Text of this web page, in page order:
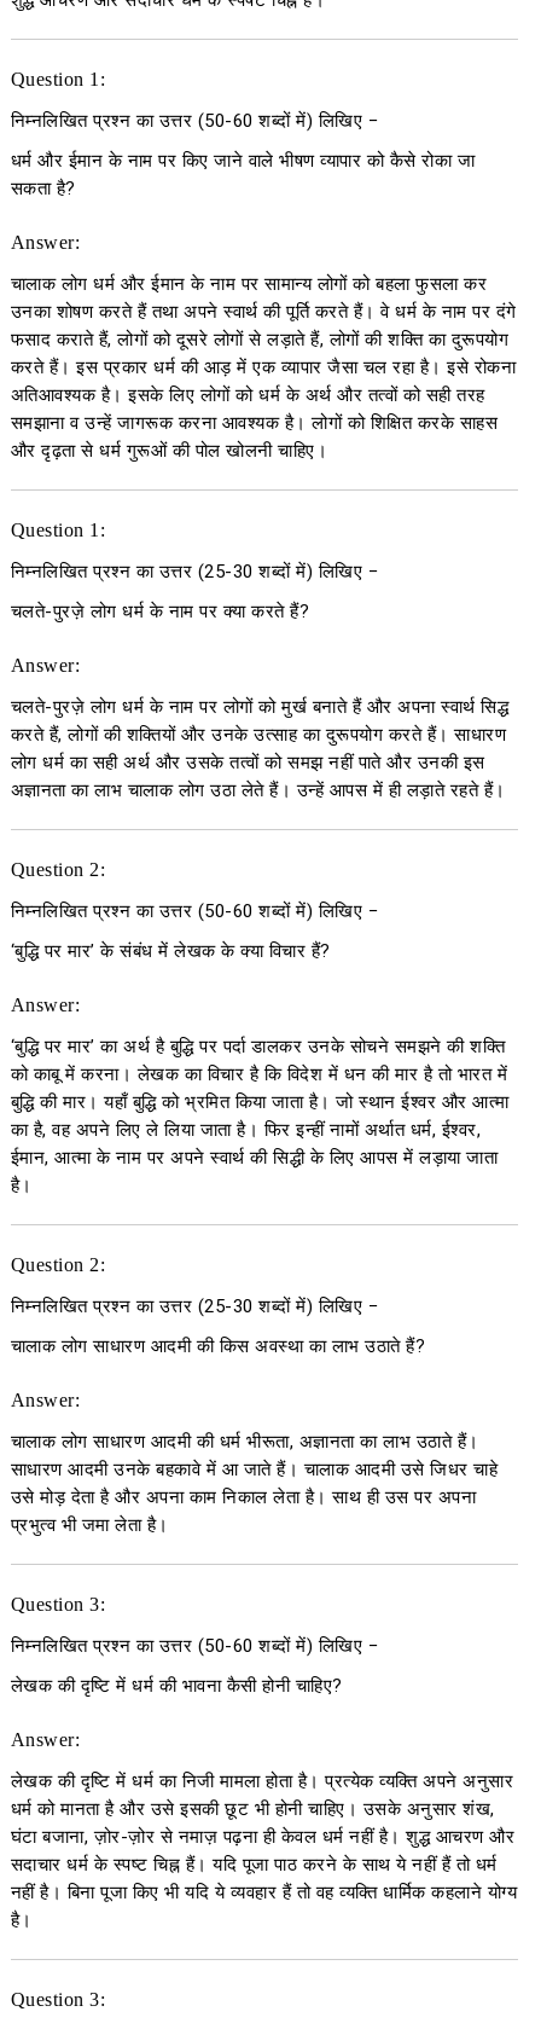
Question 1:
निम्नलिखित प्रश्न का उत्तर (50-60शब्दों में)लिखिए −
धर्म और ईमान के नाम पर किए जाने वाले भीषण व्यापार को कैसे रोका जा
सकता है?
Answer:
चालाक लोग धर्म और ईमान के नाम पर सामान्य लोगों को बहला फुसला कर
उनका शोषण करते हैं तथा अपने स्वार्थ की पूर्ति करते हैं। वे धर्म के नाम पर दंगे
फसाद कराते हैं, लोगों को दूसरे लोगों से लड़ाते हैं, लोगों की शक्ति का दुरूपयोग
करते हैं। इस प्रकार धर्म की आड़ में एक व्यापार जैसा चल रहा है। इसे रोकना
अतिआवश्यक है। इसके लिए लोगों को धर्म के अर्थ और तत्वों को सही तरह
समझाना व उन्हें जागरूक करना आवश्यक है। लोगों को शिक्षित करके साहस
और दृढ़ता से धर्म गुरूओं की पोल खोलनी चाहिए।
Question 1:
निम्नलिखित प्रश्न का उत्तर (25-30शब्दों में)लिखिए −
चलते-पुरज़े लोग धर्म के नाम पर क्या करते हैं?
Answer:
चलते-पुरज़े लोग धर्म के नाम पर लोगों को मुर्ख बनाते हैं और अपना स्वार्थ सिद्ध
करते हैं, लोगों की शक्तियों और उनके उत्साह का दुरूपयोग करते हैं। साधारण
लोग धर्म का सही अर्थ और उसके तत्वों को समझ नहीं पाते और उनकी इस
अज्ञानता का लाभ चालाक लोग उठा लेते हैं। उन्हें आपस में ही लड़ाते रहते हैं।
Question 2:
निम्नलिखित प्रश्न का उत्तर (50-60शब्दों में)लिखिए −
‘बुद्धि पर मार’ के संबंध में लेखक के क्या विचार हैं?
Answer:
‘बुद्धि पर मार’ का अर्थ है बुद्धि पर पर्दा डालकर उनके सोचने समझने की शक्ति
को काबू में करना। लेखक का विचार है कि विदेश में धन की मार है तो भारत में
बुद्धि की मार। यहाँ बुद्धि को भ्रमित किया जाता है। जो स्थान ईश्वर और आत्मा
का है, वह अपने लिए ले लिया जाता है। फिर इन्हीं नामों अर्थात धर्म, ईश्वर,
ईमान, आत्मा के नाम पर अपने स्वार्थ की सिद्धी के लिए आपस में लड़ाया जाता
है।
Question 2:
निम्नलिखित प्रश्न का उत्तर (25-30शब्दों में)लिखिए −
चालाक लोग साधारण आदमी की किस अवस्था का लाभ उठाते हैं?
Answer:
चालाक लोग साधारण आदमी की धर्म भीरूता, अज्ञानता का लाभ उठाते हैं।
साधारण आदमी उनके बहकावे में आ जाते हैं। चालाक आदमी उसे जिधर चाहे
उसे मोड़ देता है और अपना काम निकाल लेता है। साथ ही उस पर अपना
प्रभुत्व भी जमा लेता है।
Question 3:
निम्नलिखित प्रश्न का उत्तर (50-60शब्दों में)लिखिए −
लेखक की दृष्टि में धर्म की भावना कैसी होनी चाहिए?
Answer:
लेखक की दृष्टि में धर्म का निजी मामला होता है। प्रत्येक व्यक्ति अपने अनुसार
धर्म को मानता है और उसे इसकी छूट भी होनी चाहिए। उसके अनुसार शंख,
घंटा बजाना, ज़ोर-ज़ोर से नमाज़ पढ़ना ही केवल धर्म नहीं है। शुद्ध आचरण और
सदाचार धर्म के स्पष्ट चिह्न हैं। यदि पूजा पाठ करने के साथ ये नहीं हैं तो धर्म
नहीं है। बिना पूजा किए भी यदि ये व्यवहार हैं तो वह व्यक्ति धार्मिक कहलाने योग्य
है।
Question 3: